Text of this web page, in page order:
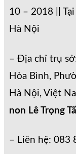
10 – 2018 ||
Hà Nội
– Địa chỉ trụ
Hòa Bình,
Hà Nội, Việt
non Lê Trọng
– Liên hệ: 083